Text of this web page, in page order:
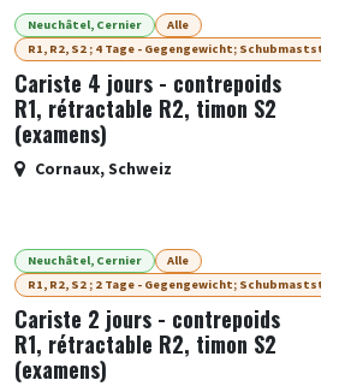
Neuchâtel, Cernier
Alle
R1, R2, S2 ; 4 Tage - Gegengewicht;
Cariste 4 jours - contrepoids
R1, rétractable R2, timon S2
(examens)
Cornaux,Schweiz
Neuchâtel, Cernier
Alle
R1, R2, S2 ; 2 Tage - Gegengewicht;
Cariste 2 jours - contrepoids
R1, rétractable R2, timon S2
(examens)